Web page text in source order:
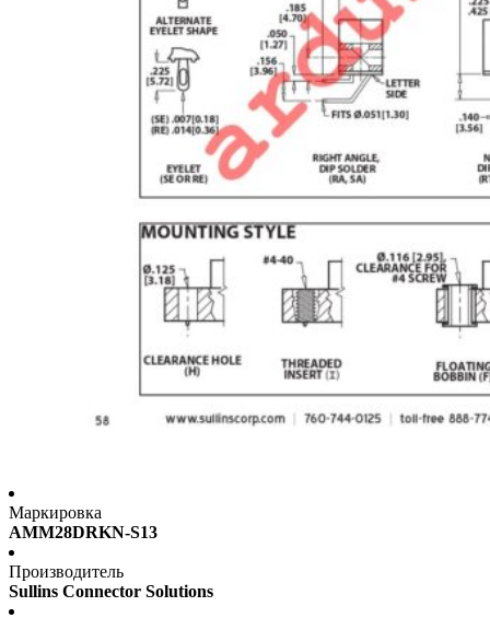
Маркировка
AMM28DRKN-S13
Производитель
Sullins Connector Solutions